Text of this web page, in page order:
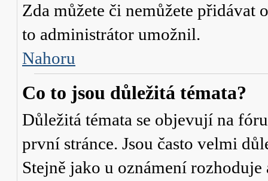
Zda můžete či nemůžete přidávat
to administrátor umožnil.
Nahoru
Co to jsou důležitá témata?
Důležitá témata se objevují na
první stránce. Jsou často velmi
Stejně jako u oznámení